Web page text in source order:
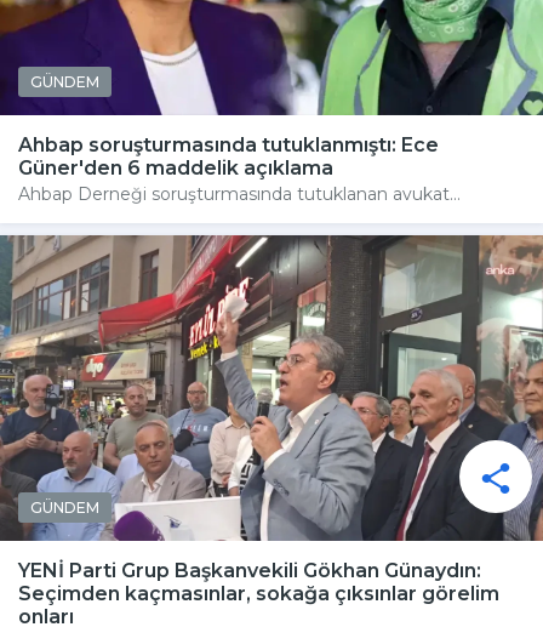
GÜNDEM
Ahbap soruşturmasında tutuklanmıştı: Ece
Güner'den 6 maddelik açıklama
Ahbap Derneği soruşturmasında tutuklanan avukat...
GÜNDEM
YENİ Parti Grup Başkanvekili Gökhan Günaydın:
Seçimden kaçmasınlar, sokağa çıksınlar görelim
onları